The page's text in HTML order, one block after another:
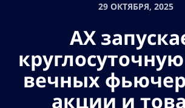
29 ОКТЯБРЯ, 2025
AX
вечных
акции и